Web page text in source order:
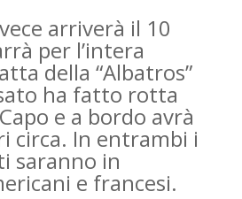
arriverà il 10
per l’intera
della “Albatros”
ha fatto rotta
e a bordo avrà
circa. In entrambi i
saranno in
e francesi.